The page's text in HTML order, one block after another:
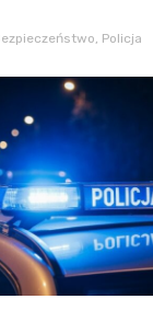
Policja